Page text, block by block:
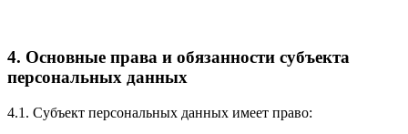
4. Основные права и обязанности субъекта
персональных данных
4.1. Субъект персональных данных имеет право: